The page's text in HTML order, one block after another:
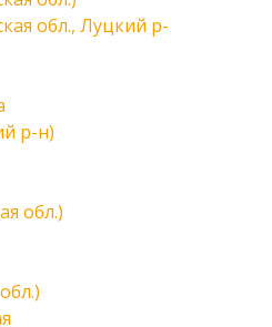
обл., Луцкий р-
р-н)
обл.)